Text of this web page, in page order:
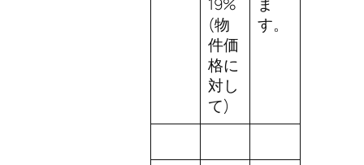
(物
件価
格に
対し
て)
す。